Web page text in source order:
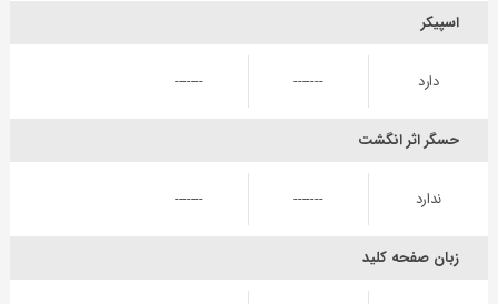
اسپیکر
دارد -------
-------
حسگر اثر انگشت
ندارد -------
-------
زبان صفحه کلید